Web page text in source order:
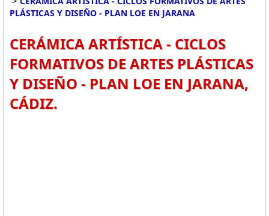
PLÁSTICAS Y DISEÑO - PLAN LOE EN JARANA
CERÁMICA ARTÍSTICA - CICLOS
FORMATIVOS DE ARTES PLÁSTICAS
Y DISEÑO - PLAN LOE EN JARANA,
CÁDIZ.